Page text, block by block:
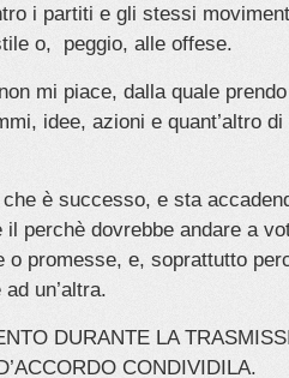
i partiti e gli stessi
o, peggio, alle offese.
mi piace, dalla quale
idee, azioni e quant’altro
è successo, e sta
perchè dovrebbe andare a
o promesse, e, soprattutto
un’altra.
DURANTE LA
CONDIVIDILA.